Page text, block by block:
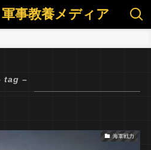
事教養メディア
tag –
海軍戦力